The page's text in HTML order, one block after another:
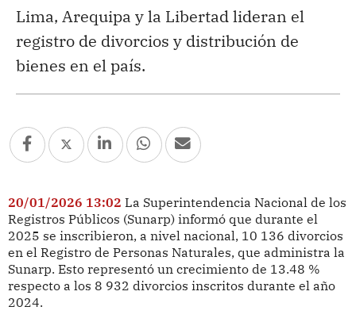
Lima, Arequipa y la Libertad lideran el
registro de divorcios y distribución de
bienes en el país.
20/01/2026 13:02 La Superintendencia Nacional de los
Registros Públicos (Sunarp) informó que durante el
2025 se inscribieron, a nivel nacional, 10 136 divorcios
en el Registro de Personas Naturales, que administra la
Sunarp. Esto representó un crecimiento de 13.48 %
respecto a los 8 932 divorcios inscritos durante el año
2024.